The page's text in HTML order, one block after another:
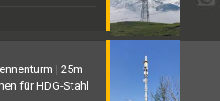
| 25m
für HDG-Stahl